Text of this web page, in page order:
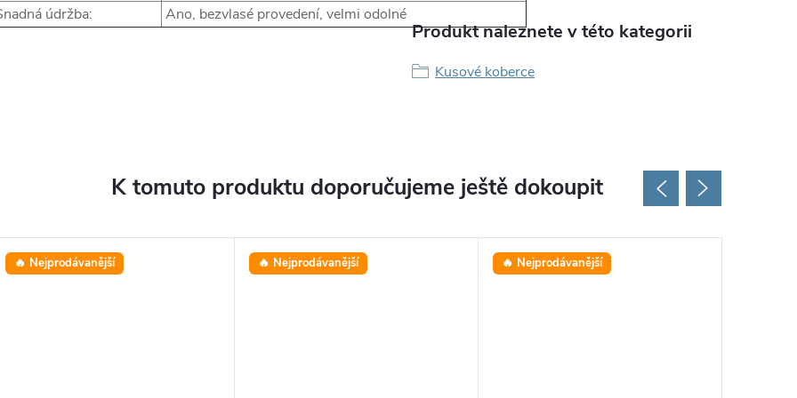
údržba:
Ano, bezvlasé provedení, velmi odolné
Produkt naleznete v této kategorii
Kusové koberce
K tomuto produktu doporučujeme ještě dokoupit
🔥 Nejprodávanější 🔥 Nejprodávanější 🔥 Nejprodávanější